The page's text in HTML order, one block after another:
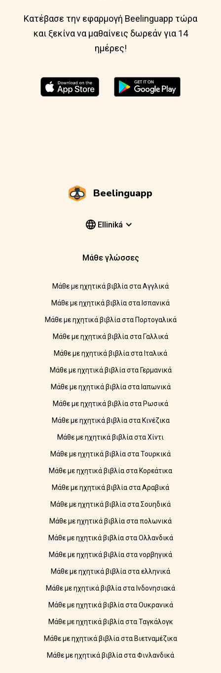
Κατέβασε την εφαρμογή Beelinguapp τώρα
και ξεκίνα να μαθαίνεις δωρεάν για 14
ημέρες!
Beelinguapp
Elliniká
Μάθε γλώσσες
Μάθε με ηχητικά βιβλία στα Αγγλικά
Μάθε με ηχητικά βιβλία στα Ισπανικά
Μάθε με ηχητικά βιβλία στα Πορτογαλικά
Μάθε με ηχητικά βιβλία στα Γαλλικά
Μάθε με ηχητικά βιβλία στα Ιταλικά
Μάθε με ηχητικά βιβλία στα Γερμανικά
Μάθε με ηχητικά βιβλία στα Ιαπωνικά
Μάθε με ηχητικά βιβλία στα Ρωσικά
Μάθε με ηχητικά βιβλία στα Κινέζικα
Μάθε με ηχητικά βιβλία στα Χίντι
Μάθε με ηχητικά βιβλία στα Τουρκικά
Μάθε με ηχητικά βιβλία στα Κορεάτικα
Μάθε με ηχητικά βιβλία στα Αραβικά
Μάθε με ηχητικά βιβλία στα Σουηδικά
Μάθε με ηχητικά βιβλία στα πολωνικά
Μάθε με ηχητικά βιβλία στα Ολλανδικά
Μάθε με ηχητικά βιβλία στα νορβηγικά
Μάθε με ηχητικά βιβλία στα ελληνικά
Μάθε με ηχητικά βιβλία στα Ινδονησιακά
Μάθε με ηχητικά βιβλία στα Ουκρανικά
Μάθε με ηχητικά βιβλία στα Ταγκάλογκ
Μάθε με ηχητικά βιβλία στα Βιετναμέζικα
Μάθε με ηχητικά βιβλία στα Φινλανδικά